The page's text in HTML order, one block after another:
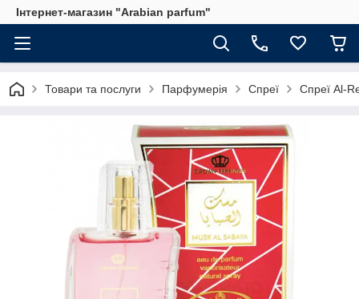
Інтернет-магазин "Arabian parfum"
Товари та послуги Парфумерія Спреї Спреї Al-